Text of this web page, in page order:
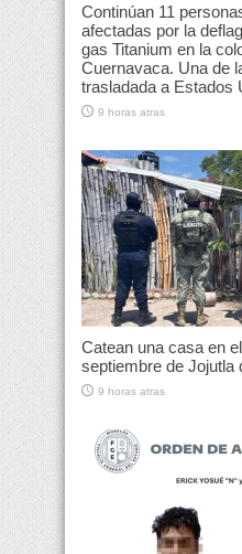
Continúan 11
afectadas por la
gas Titanium en la
Cuernavaca. Una de
trasladada a Estados
9 horas atras
Catean una casa en
septiembre de Jojutla
9 horas atras